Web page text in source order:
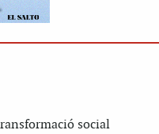
social